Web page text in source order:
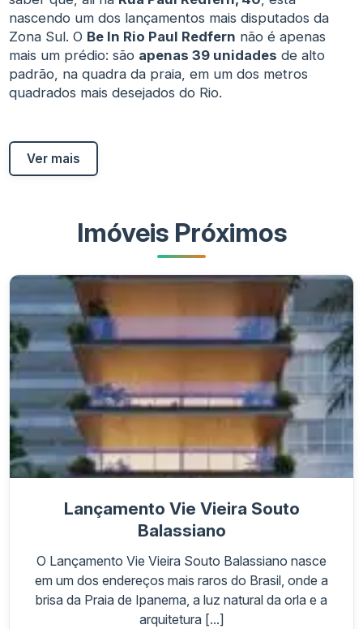
nascendo um dos lançamentos mais disputados da
Zona Sul. O Be In Rio Paul Redfern não é apenas
mais um prédio: são apenas 39 unidades de alto
padrão, na quadra da praia, em um dos metros
quadrados mais desejados do Rio.
Ver mais
Imóveis Próximos
Lançamento Vie Vieira Souto
Balassiano
O Lançamento Vie Vieira Souto Balassiano nasce
em um dos endereços mais raros do Brasil, onde a
brisa da Praia de Ipanema, a luz natural da orla e a
arquitetura [...]